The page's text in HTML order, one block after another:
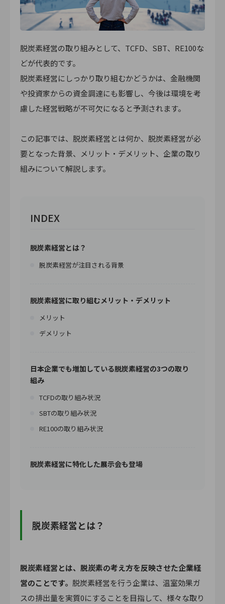
脱炭素経営の取り組みとして、TCFD、SBT、RE100な
どが代表的です。
脱炭素経営にしっかり取り組むかどうかは、金融機関
や投資家からの資金調達にも影響し、今後は環境を考
慮した経営戦略が不可欠になると予測されます。
この記事では、脱炭素経営とは何か、脱炭素経営が必
要となった背景、メリット・デメリット、企業の取り
組みについて解説します。
INDEX
脱炭素経営とは？
脱炭素経営が注目される背景
脱炭素経営に取り組むメリット・デメリット
メリット
デメリット
日本企業でも増加している脱炭素経営の3つの取り
組み
TCFDの取り組み状況
SBTの取り組み状況
RE100の取り組み状況
脱炭素経営に特化した展示会も登場
脱炭素経営とは？
脱炭素経営とは、脱炭素の考え方を反映させた企業経
営のことです。 脱炭素経営を行う企業は、温室効果ガ
スの排出量を実質0にすることを目指して、様々な取り